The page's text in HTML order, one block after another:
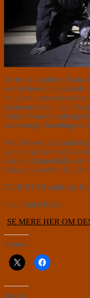
De tre skuespillere Ellaha
er med deres hvidkalkede
fra dybet, men er hver
igennem kalken, og de
Katrine Karlsens
understrege fortællingens
Med Piskets
samt de stærke
isolationsfangedukke
Oshana videreført
DESERTØR spiller på
Foto: Zuhal Kocan
SE MERE HER OM
Del dette:
Like this: